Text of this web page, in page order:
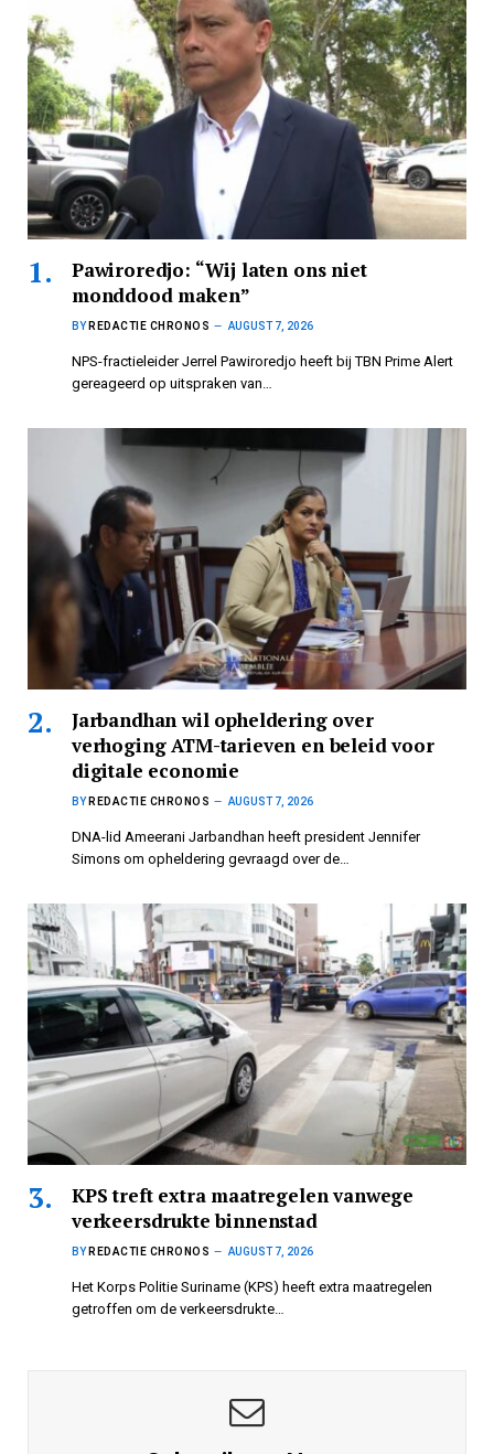
Pawiroredjo: “Wij laten ons niet
monddood maken”
BY REDACTIE CHRONOS AUGUST 7, 2026
NPS-fractieleider Jerrel Pawiroredjo heeft bij TBN Prime Alert
gereageerd op uitspraken van…
Jarbandhan wil opheldering over
verhoging ATM-tarieven en beleid voor
digitale economie
BY REDACTIE CHRONOS AUGUST 7, 2026
DNA-lid Ameerani Jarbandhan heeft president Jennifer
Simons om opheldering gevraagd over de…
KPS treft extra maatregelen vanwege
verkeersdrukte binnenstad
BY REDACTIE CHRONOS AUGUST 7, 2026
Het Korps Politie Suriname (KPS) heeft extra maatregelen
getroffen om de verkeersdrukte…